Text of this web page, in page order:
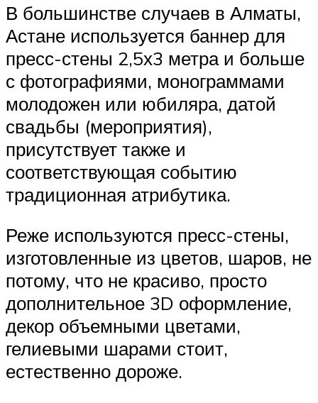
В большинстве случаев в Алматы,
Астане используется баннер для
пресс-стены 2,5х3 метра и больше
с фотографиями, монограммами
молодожен или юбиляра, датой
свадьбы (мероприятия),
присутствует также и
соответствующая событию
традиционная атрибутика.
Реже используются пресс-стены,
изготовленные из цветов, шаров, не
потому, что не красиво, просто
дополнительное 3D оформление,
декор объемными цветами,
гелиевыми шарами стоит,
естественно дороже.